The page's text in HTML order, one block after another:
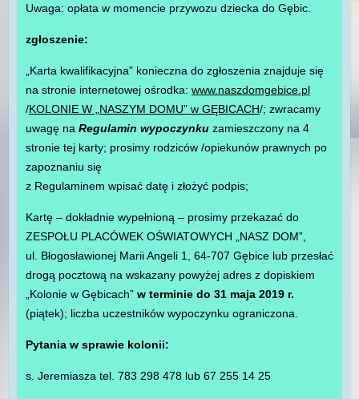
Uwaga: opłata w momencie przywozu dziecka do Gębic.
zgłoszenie:
„Karta kwalifikacyjna” konieczna do zgłoszenia znajduje się
na stronie internetowej ośrodka: www.naszdomgebice.pl
/KOLONIE W „NASZYM DOMU” w GĘBICACH/; zwracamy
uwagę na Regulamin wypoczynkuzamieszczony na 4
stronie tej karty; prosimy rodziców /opiekunów prawnych po
zapoznaniu się
z Regulaminem wpisać datę i złożyć podpis;
Kartę – dokładnie wypełnioną – prosimy przekazać do
ZESPOŁU PLACÓWEK OŚWIATOWYCH „NASZ DOM”,
ul. Błogosławionej Marii Angeli 1, 64-707 Gębice lub przesłać
drogą pocztową na wskazany powyżej adres z dopiskiem
„Kolonie w Gębicach” w terminie do 31 maja 2019 r.
(piątek); liczba uczestników wypoczynku ograniczona.
Pytania w sprawie kolonii:
s. Jeremiasza tel. 783 298 478 lub 67 255 14 25